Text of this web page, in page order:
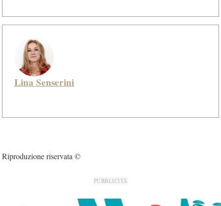
Lina Senserini
Riproduzione riservata ©
PUBBLICITÀ